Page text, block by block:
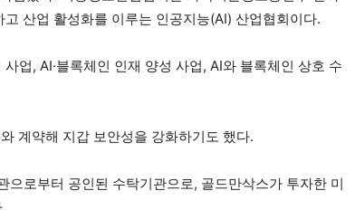
산업 활성화를 이루는 인공지능(AI) 산업협회이다.
업, AI·블록체인 인재 양성 사업, AI와 블록체인 상호 수
계약해 지갑 보안성을 강화하기도 했다.
으로부터 공인된 수탁기관으로, 골드만삭스가 투자한 미